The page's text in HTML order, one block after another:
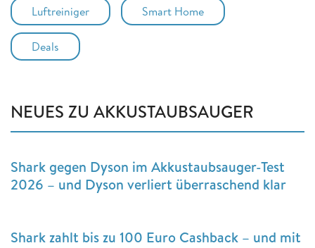
Luftreiniger Smart Home
Deals
NEUES ZU AKKUSTAUBSAUGER
Shark gegen Dyson im Akkustaubsauger-Test
2026 – und Dyson verliert überraschend klar
Shark zahlt bis zu 100 Euro Cashback – und mit